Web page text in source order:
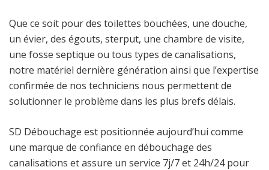
Que ce soit pour des toilettes bouchées, une douche,
un évier, des égouts, sterput, une chambre de visite,
une fosse septique ou tous types de canalisations,
notre matériel dernière génération ainsi que l’expertise
confirmée de nos techniciens nous permettent de
solutionner le problème dans les plus brefs délais.
SD Débouchage est positionnée aujourd’hui comme
une marque de confiance en débouchage des
canalisations et assure un service 7j/7 et 24h/24 pour